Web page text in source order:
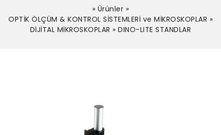
» Ürünler »
OPTİK ÖLÇÜM & KONTROL SİSTEMLERİ ve MİKROSKOPLAR »
DİJİTAL MİKROSKOPLAR »DINO-LITE STANDLAR